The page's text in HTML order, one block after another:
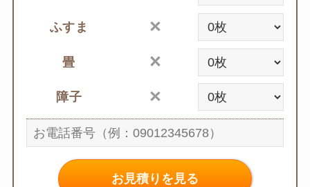
ふすま
畳
障子
お見積りを見る